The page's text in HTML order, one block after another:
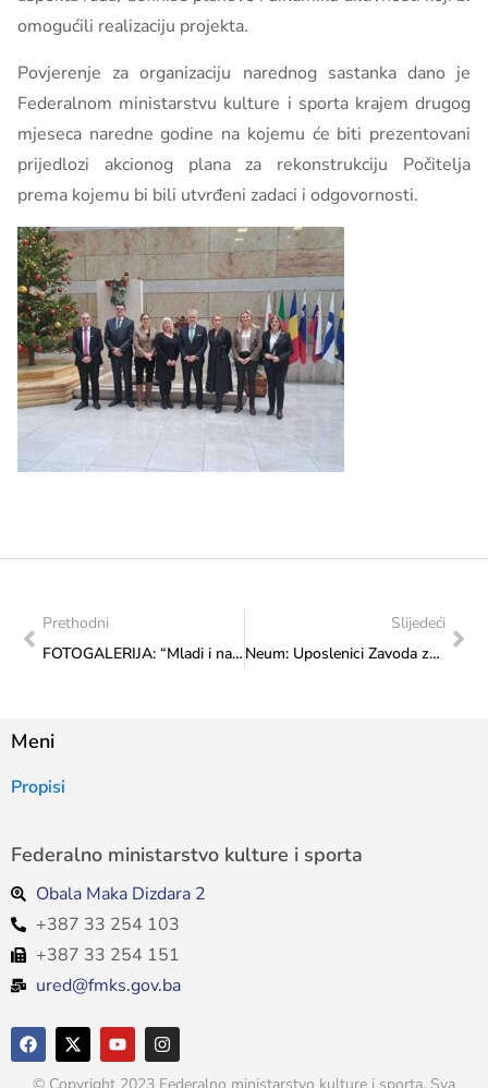
omogućili realizaciju projekta.
Povjerenje za organizaciju narednog sastanka dano je
Federalnom ministarstvu kulture i sporta krajem drugog
mjeseca naredne godine na kojemu će biti prezentovani
prijedlozi akcionog plana za rekonstrukciju Počitelja
prema kojemu bi bili utvrđeni zadaci i odgovornosti.
Prethodni
FOTOGALERIJA: “Mladi i naslijeđe 2023.”
Slijedeći
Neum: Uposlenici Zavoda zavoda za zaštitu spomenika učestvovali u javnim konsultacijama na izradi prve Komunikacijske strategije Zavoda i Programa rada 2024. – 2026. godine
Meni
Propisi
Federalno ministarstvo kulture i sporta
Obala Maka Dizdara 2
+387 33 254 103
+387 33 254 151
ured@fmks.gov.ba